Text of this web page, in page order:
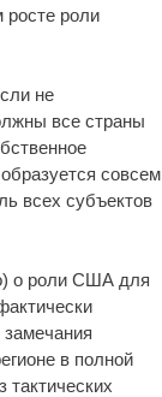
росте роли
не
все страны
совсем
всех субъектов
о роли США для
в полной